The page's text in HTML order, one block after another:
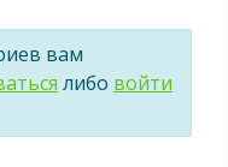
вам
либо войти